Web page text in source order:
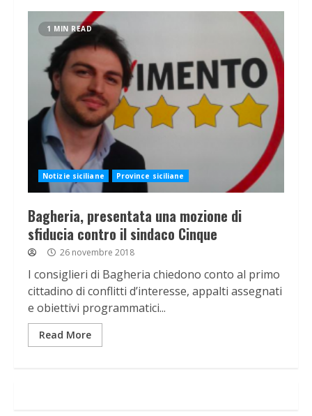
1 MIN READ
Notizie siciliane Province siciliane
Bagheria, presentata una mozione di
sfiducia contro il sindaco Cinque
26 novembre 2018
I consiglieri di Bagheria chiedono conto al primo
cittadino di conflitti d’interesse, appalti assegnati
e obiettivi programmatici...
Read More